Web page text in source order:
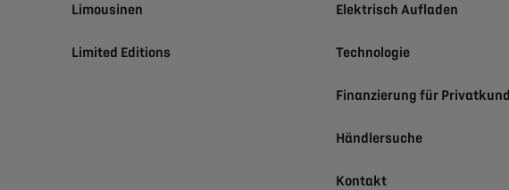
Limousinen
Limited Editions
Elektrisch Aufladen
Technologie
Finanzierung für
Händlersuche
Kontakt